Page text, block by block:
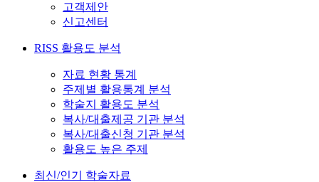
고객제안
신고센터
RISS 활용도 분석
자료 현황 통계
주제별 활용통계 분석
학술지 활용도 분석
복사/대출제공 기관 분석
복사/대출신청 기관 분석
활용도 높은 주제
최신/인기 학술자료